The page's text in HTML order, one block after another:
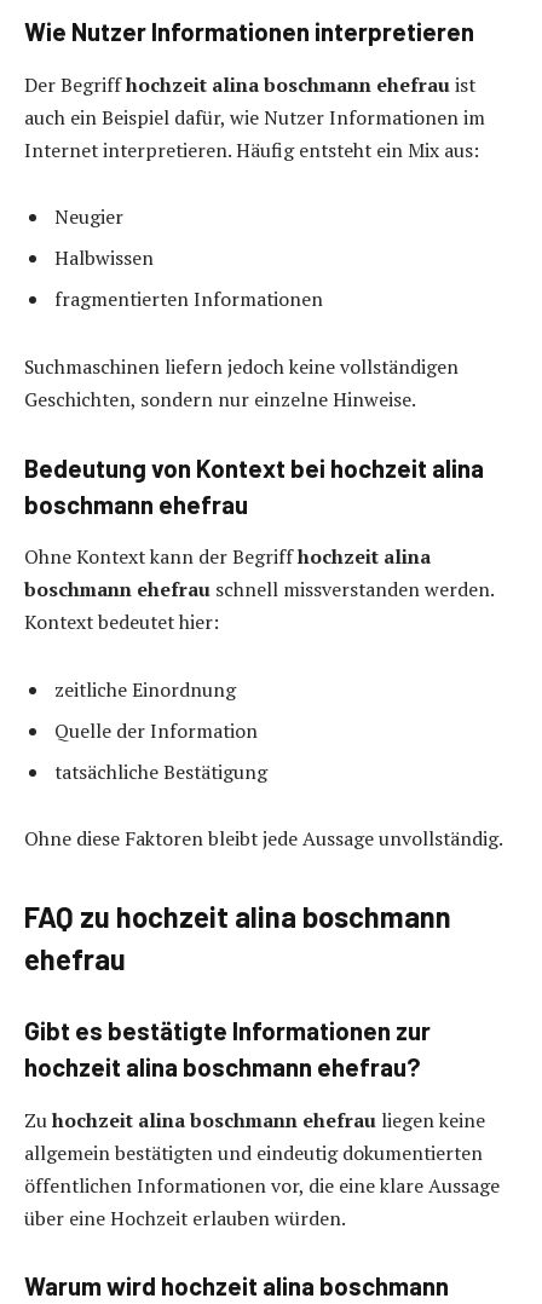
Wie Nutzer Informationen interpretieren
Der Begriffhochzeit alina boschmann ehefrauist
auch ein Beispiel dafür, wie Nutzer Informationen im
Internet interpretieren. Häufig entsteht ein Mix aus:
Neugier
Halbwissen
fragmentierten Informationen
Suchmaschinen liefern jedoch keine vollständigen
Geschichten, sondern nur einzelne Hinweise.
Bedeutung von Kontext bei hochzeit alina
boschmann ehefrau
Ohne Kontext kann der Begriffhochzeit alina
boschmann ehefrau schnell missverstanden werden.
Kontext bedeutet hier:
zeitliche Einordnung
Quelle der Information
tatsächliche Bestätigung
Ohne diese Faktoren bleibt jede Aussage unvollständig.
FAQ zu hochzeit alina boschmann
ehefrau
Gibt es bestätigte Informationen zur
hochzeit alina boschmann ehefrau?
Zuhochzeit alina boschmann ehefrau liegen keine
allgemein bestätigten und eindeutig dokumentierten
öffentlichen Informationen vor, die eine klare Aussage
über eine Hochzeit erlauben würden.
Warum wird hochzeit alina boschmann